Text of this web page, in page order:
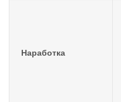
Наработка